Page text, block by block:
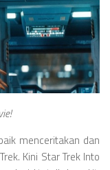
menceritakan dan
Kini Star Trek Into